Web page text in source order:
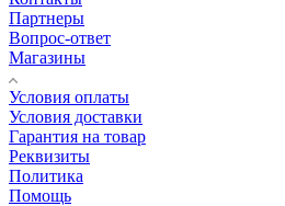
Партнеры
Вопрос-ответ
Магазины
Условия оплаты
Условия доставки
Гарантия на товар
Реквизиты
Политика
Помощь